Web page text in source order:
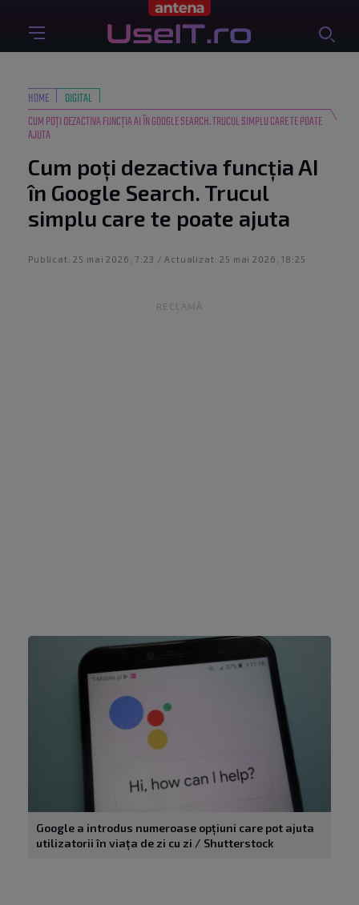
HOME
DIGITAL
CUM POȚI DEZACTIVA FUNCȚIA AI ÎN GOOGLE SEARCH. TRUCUL SIMPLU CARE TE POATE
AJUTA
Cum poți dezactiva funcția AI
în Google Search. Trucul
simplu care te poate ajuta
Publicat: 25 mai 2026, 7:23 / Actualizat: 25 mai 2026, 18:25
RECLAMĂ
Google a introdus numeroase opțiuni care pot ajuta
utilizatorii în viața de zi cu zi / Shutterstock